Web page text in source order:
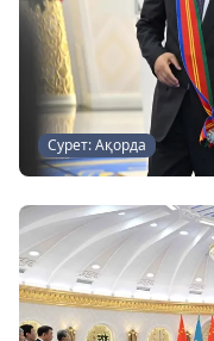
Сурет: Ақорда